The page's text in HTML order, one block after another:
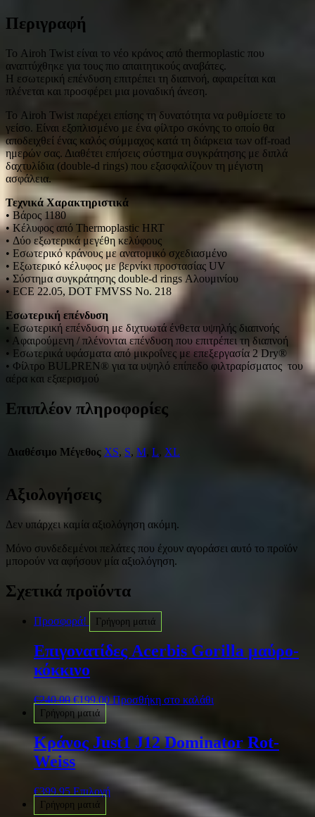
Περιγραφή
Το Airoh Twist είναι το νέο κράνος από thermoplastic που
αναπτύχθηκε για τους πιο απαιτητικούς αναβάτες.
Η εσωτερική επένδυση επιτρέπει τη διαπνοή, αφαιρείται και
πλένεται και προσφέρει μια μοναδική άνεση.
Το Airoh Twist παρέχει επίσης τη δυνατότητα να ρυθμίσετε το
γείσο. Είναι εξοπλισμένο με ένα φίλτρο σκόνης το οποίο θα
αποδειχθεί ένας καλός σύμμαχος κατά τη διάρκεια των off-road
ημερών σας. Διαθέτει επήσεις σύστημα συγκράτησης με διπλά
δαχτυλίδια (double-d rings) που εξασφαλίζουν τη μέγιστη
ασφάλεια.
Τεχνικά Χαρακτηριστικά
• Βάρος 1180
• Κέλυφος από Thermoplastic HRT
• Δύο εξωτερικά μεγέθη κελύφους
• Εσωτερικό κράνους με ανατομικό σχεδιασμένο
• Εξωτερικό κέλυφος με βερνίκι προστασίας UV
• Σύστημα συγκράτησης double-d rings Αλουμινίου
• ECE 22.05, DOT FMVSS No. 218
Εσωτερική επένδυση
• Εσωτερική επένδυση με διχτυωτά ένθετα υψηλής διαπνοής
• Αφαιρούμενη / πλένονται επένδυση που επιτρέπει τη διαπνοή
• Εσωτερικά υφάσματα από μικροΐνες με επεξεργασία 2 Dry®
• Φίλτρο BULPREN® για τα υψηλό επίπεδο φιλτραρίσματος του
αέρα και εξαερισμού
Επιπλέον πληροφορίες
Διαθέσιμο Μέγεθος XS, S, M, L, XL
Αξιολογήσεις
Δεν υπάρχει καμία αξιολόγηση ακόμη.
Μόνο συνδεδεμένοι πελάτες που έχουν αγοράσει αυτό το προϊόν
μπορούν να αφήσουν μία αξιολόγηση.
Σχετικά προϊόντα
Προσφορά! Γρήγορη ματιά
Επιγονατίδες Acerbis Gorilla μαύρο-
κόκκινο
€240.00 €199.00 Προσθήκη στο καλάθι
Γρήγορη ματιά
Κράνος Just1 J12 Dominator Rot-
Weiss
€399.95 Επιλογή
Γρήγορη ματιά